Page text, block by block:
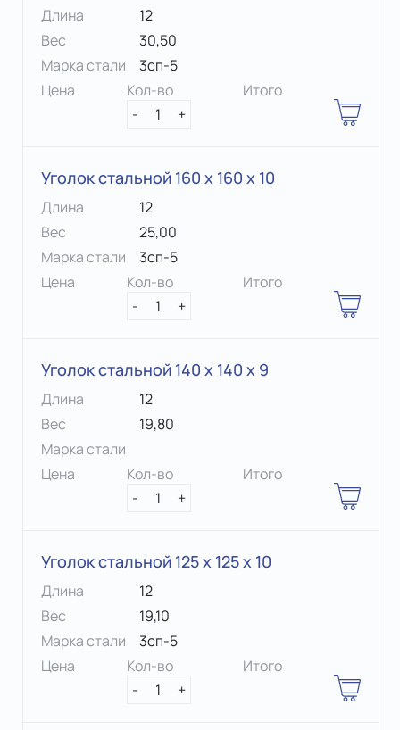
Длина
12
Вес
30,50
Марка стали
3сп-5
Цена
Кол-во
-
1 +
Итого
Уголок стальной 160 х 160 x 10
Длина
12
Вес
25,00
Марка стали
3сп-5
Цена
Кол-во
-
1 +
Итого
Уголок стальной 140 х 140 x 9
Длина
12
Вес
19,80
Марка стали
Цена
Кол-во
-
1 +
Итого
Уголок стальной 125 х 125 x 10
Длина
12
Вес
19,10
Марка стали
3сп-5
Цена
Кол-во
-
1 +
Итого